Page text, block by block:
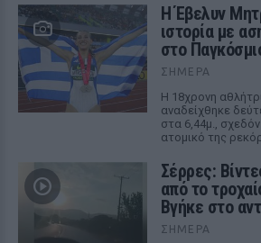
Η Έβελυν
ιστορία με
στο
ΣΉΜΕΡΑ
Η 18χρονη
αναδείχθηκε
στα 6,44μ.,
ατομικό της
Σέρρες:
από το
Βγήκε στο
ΣΉΜΕΡΑ